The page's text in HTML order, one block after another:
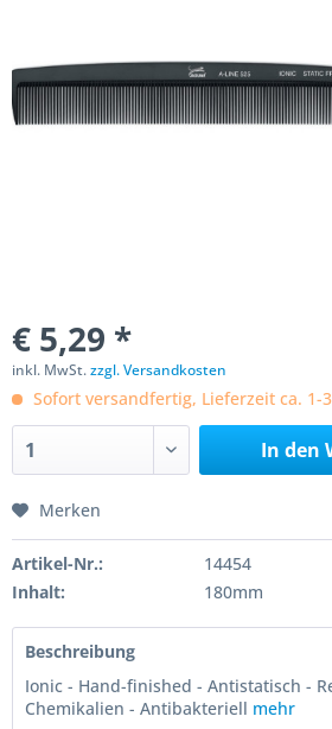
€ 5,29 *
inkl. MwSt.zzgl. Versandkosten
Sofort versandfertig, Lieferzeit ca. 1-
In den
Merken
Artikel-Nr.:
14454
Inhalt:
180mm
Beschreibung
Ionic - Hand-finished - Antistatisch -
Chemikalien - Antibakteriell mehr